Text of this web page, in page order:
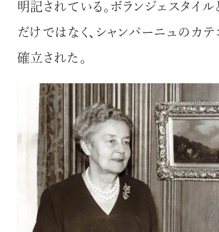
明記されている。ボランジェスタイル
だけではなく、シャンパーニュのカテ
確立された。